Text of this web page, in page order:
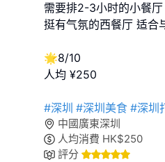
需要排2-3小时的小餐
挺有气氛的西餐厅 适合
🌟8/10
人均 ¥250
#深圳 #深圳美食 #深圳
中國廣東深圳
人均消費 HK$250
評分